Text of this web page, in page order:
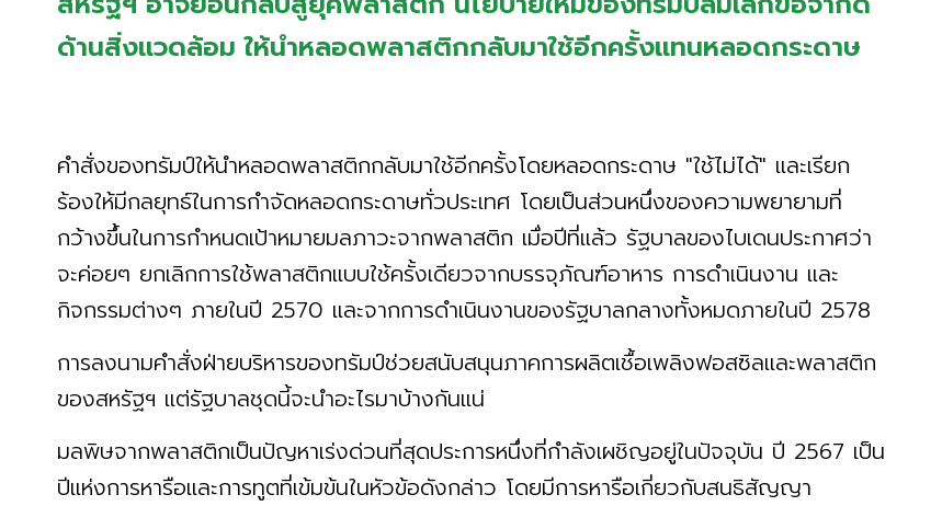
ด้านสิ่งแวดล้อม ให้นำหลอดพลาสติกกลับมาใช้อีกครั้งแทนหลอดกระดาษ
คำสั่งของทรัมป์ให้นำหลอดพลาสติกกลับมาใช้อีกครั้งโดยหลอดกระดาษ "ใช้ไม่ได้" และเรียก
ร้องให้มีกลยุทธ์ในการกำจัดหลอดกระดาษทั่วประเทศ โดยเป็นส่วนหนึ่งของความพยายามที่
กว้างขึ้นในการกำหนดเป้าหมายมลภาวะจากพลาสติก เมื่อปีที่แล้ว รัฐบาลของไบเดนประกาศว่า
จะค่อยๆ ยกเลิกการใช้พลาสติกแบบใช้ครั้งเดียวจากบรรจุภัณฑ์อาหาร การดำเนินงาน และ
กิจกรรมต่างๆ ภายในปี 2570 และจากการดำเนินงานของรัฐบาลกลางทั้งหมดภายในปี 2578
การลงนามคำสั่งฝ่ายบริหารของทรัมป์ช่วยสนับสนุนภาคการผลิตเชื้อเพลิงฟอสซิลและพลาสติก
ของสหรัฐฯ แต่รัฐบาลชุดนี้จะนำอะไรมาบ้างกันแน่
มลพิษจากพลาสติกเป็นปัญหาเร่งด่วนที่สุดประการหนึ่งที่กำลังเผชิญอยู่ในปัจจุบัน ปี 2567 เป็น
ปีแห่งการหารือและการทูตที่เข้มข้นในหัวข้อดังกล่าว โดยมีการหารือเกี่ยวกับสนธิสัญญา